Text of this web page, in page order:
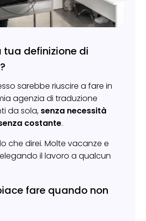
tua definizione di
sarebbe riuscire a fare in
agenzia di traduzione
da sola, senza necessità
costante.
che direi. Molte vacanze e
il lavoro a qualcun
fare quando non